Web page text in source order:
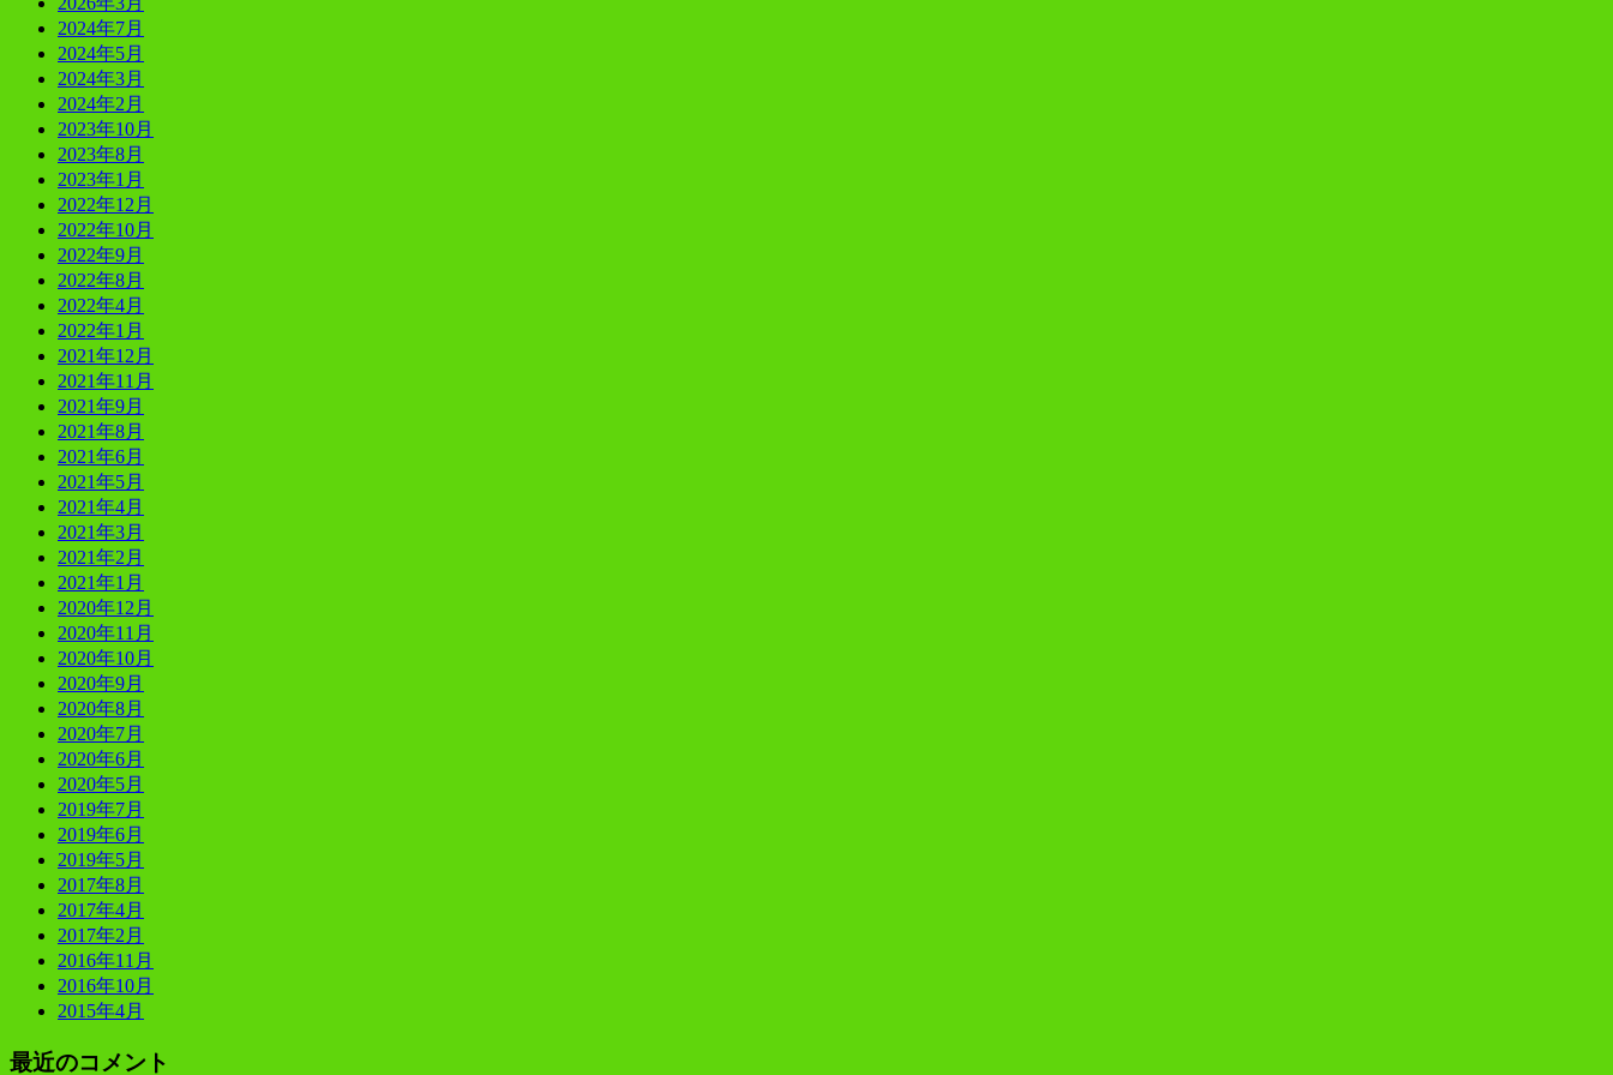
2024年7月
2024年5月
2024年3月
2024年2月
2023年10月
2023年8月
2023年1月
2022年12月
2022年10月
2022年9月
2022年8月
2022年4月
2022年1月
2021年12月
2021年11月
2021年9月
2021年8月
2021年6月
2021年5月
2021年4月
2021年3月
2021年2月
2021年1月
2020年12月
2020年11月
2020年10月
2020年9月
2020年8月
2020年7月
2020年6月
2020年5月
2019年7月
2019年6月
2019年5月
2017年8月
2017年4月
2017年2月
2016年11月
2016年10月
2015年4月
最近のコメント